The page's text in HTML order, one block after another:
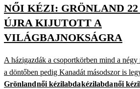
NŐI KÉZI: GRÖNLAND
ÚJRA KIJUTOTT A
VILÁGBAJNOKSÁGRA
A házigazdák a csoportkörben mind a négy
a döntőben pedig Kanadát másodszor is
Grönlandnői kézilabdakézilabdanői